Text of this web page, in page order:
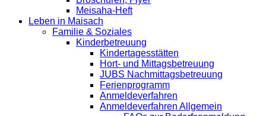
Meisaha-Heft
Leben in Maisach
Familie & Soziales
Kinderbetreuung
Kindertagesstätten
Hort- und Mittagsbetreuung
JUBS Nachmittagsbetreuung
Ferienprogramm
Anmeldeverfahren
Anmeldeverfahren Allgemein